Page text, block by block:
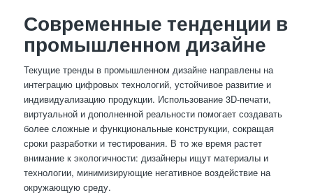
Современные тенденции в
промышленном дизайне
Текущие тренды в промышленном дизайне направлены на
интеграцию цифровых технологий, устойчивое развитие и
индивидуализацию продукции. Использование 3D-печати,
виртуальной и дополненной реальности помогает создавать
более сложные и функциональные конструкции, сокращая
сроки разработки и тестирования. В то же время растет
внимание к экологичности: дизайнеры ищут материалы и
технологии, минимизирующие негативное воздействие на
окружающую среду.